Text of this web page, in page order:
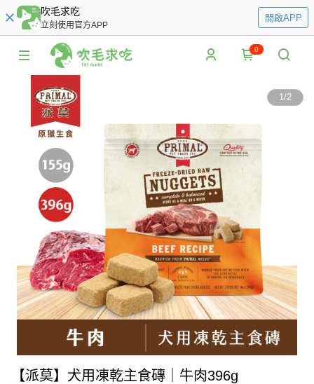
吹毛求吃
立刻使用官方APP
開啟APP
0
1/2
【派莫】犬用凍乾主食磚｜牛肉396g